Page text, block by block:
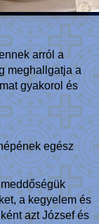
arról a
meghallgatja a
gyakorol és
egész
a kegyelem és
azt József és